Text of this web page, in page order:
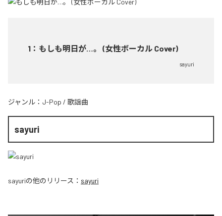
1 ： もしも明日が…。 (女性ボーカル Cover)
sayuri
ジャンル： J-Pop / 歌謡曲
sayuri
sayuriの他のリリース： sayuri